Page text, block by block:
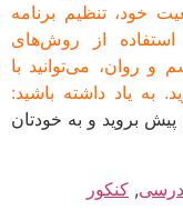
تنظیم برنامه
از روش‌های
می‌توانید با
یاد داشته باشید:
و به خودتان
,کنکور